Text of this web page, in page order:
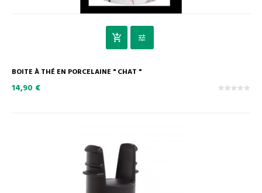
BOITE À THÉ EN PORCELAINE " CHAT "
14,90 €